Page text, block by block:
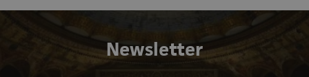
Newsletter